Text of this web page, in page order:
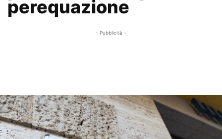
perequazione
- Pubblicità -